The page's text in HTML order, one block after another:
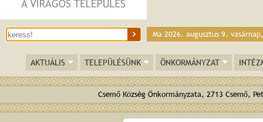
Ma 2026. augusztus 9.
AKTUÁLIS TELEPÜLÉSÜNK ÖNKORMÁNYZAT
Csemő Község Önkormányzata, 2713